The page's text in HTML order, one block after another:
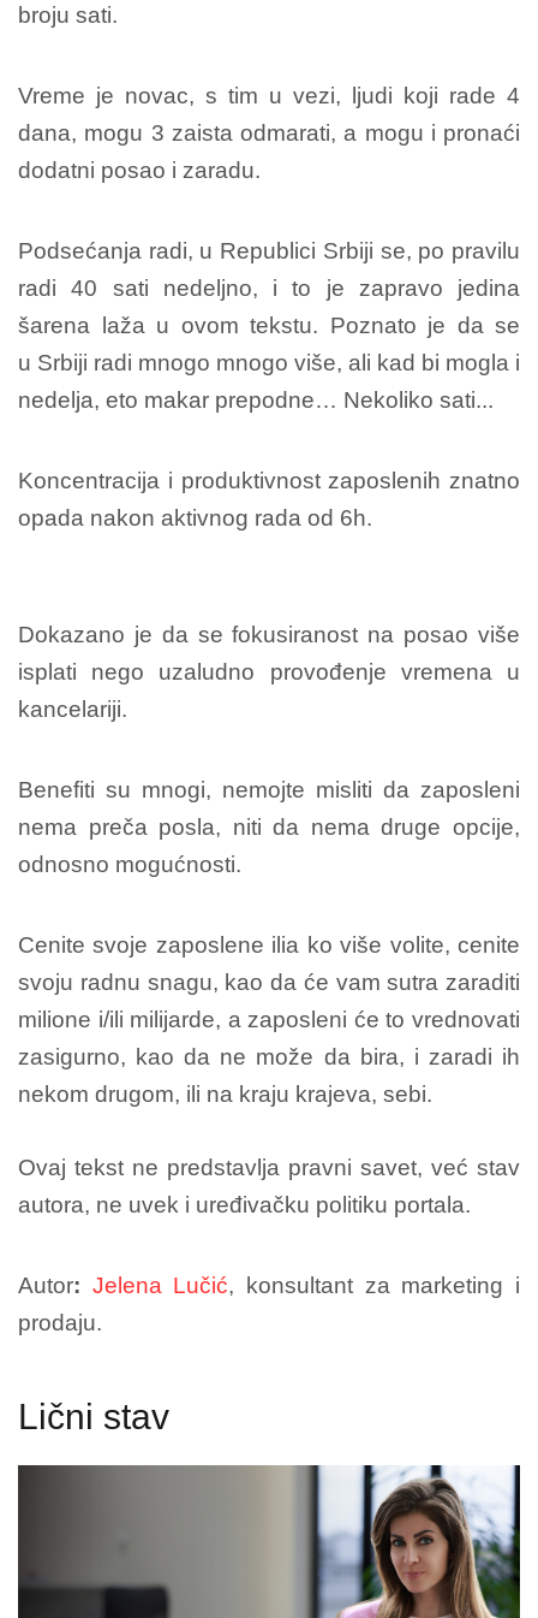
broju sati.
Vreme je novac, s tim u vezi, ljudi koji rade 4
dana, mogu 3 zaista odmarati, a mogu i pronaći
dodatni posao i zaradu.
Podsećanja radi, u Republici Srbiji se, po pravilu
radi 40 sati nedeljno, i to je zapravo jedina
šarena laža u ovom tekstu. Poznato je da se
u Srbiji radi mnogo mnogo više, ali kad bi mogla i
nedelja, eto makar prepodne… Nekoliko sati...
Koncentracija i produktivnost zaposlenih znatno
opada nakon aktivnog rada od 6h.
Dokazano je da se fokusiranost na posao više
isplati nego uzaludno provođenje vremena u
kancelariji.
Benefiti su mnogi, nemojte misliti da zaposleni
nema preča posla, niti da nema druge opcije,
odnosno mogućnosti.
Cenite svoje zaposlene ilia ko više volite, cenite
svoju radnu snagu, kao da će vam sutra zaraditi
milione i/ili milijarde, a zaposleni će to vrednovati
zasigurno, kao da ne može da bira, i zaradi ih
nekom drugom, ili na kraju krajeva, sebi.
Ovaj tekst ne predstavlja pravni savet, već stav
autora, ne uvek i uređivačku politiku portala.
Autor: Jelena Lučić, konsultant za marketing i
prodaju.
Lični stav